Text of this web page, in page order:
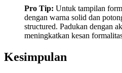
Pro Tip: Untuk tampilan
dengan warna solid dan
structured. Padukan dengan
meningkatkan kesan
Kesimpulan